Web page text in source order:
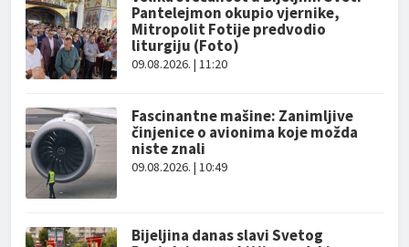
Pantelejmon okupio vjernike,
Mitropolit Fotije predvodio
liturgiju (Foto)
09.08.2026. | 11:20
Fascinantne mašine: Zanimljive
činjenice o avionima koje možda
niste znali
09.08.2026. | 10:49
Bijeljina danas slavi Svetog